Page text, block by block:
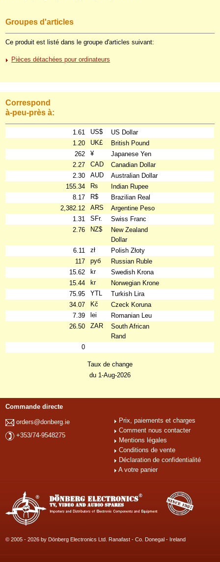
Groupes d'articles
Ce produit est listé dans le groupe d'articles suivant:
Pièces détachées pour ordinateurs
Correspond
à-peu-près à:
1.61 US$
US Dollar
1.20
UK£
British Pound
262
¥
Japanese Yen
2.27
CAD
Canadian Dollar
2.30
AUD
Australian Dollar
155.34
₨
Indian Rupee
8.17
R$
Brazilian Real
2,382.12
ARS
Argentine Peso
1.31
SFr.
Swiss Franc
2.76
NZ$
New Zealand
Dollar
6.11
zł
Polish Złoty
117
руб
Russian Ruble
15.62
kr
Swedish Krona
15.44
kr
Norwegian Krone
75.95
YTL
Turkish Lira
34.07
Kč
Czeck Koruna
7.39
lei
Romanian Leu
26.50
ZAR
South African
Rand
0
Taux de change
du 1-Aug-2026
Commande directe
orders@donberg.ie
+353/74-9548275
Prix, paiements et charges
Comment nous contacter
Mentions légales
Conditions de vente
Déclaration de confidentialité
A votre panier
© 2005 - 2026 by Dönberg Electronics Ltd. Ranafast - Co. Donegal - Ireland